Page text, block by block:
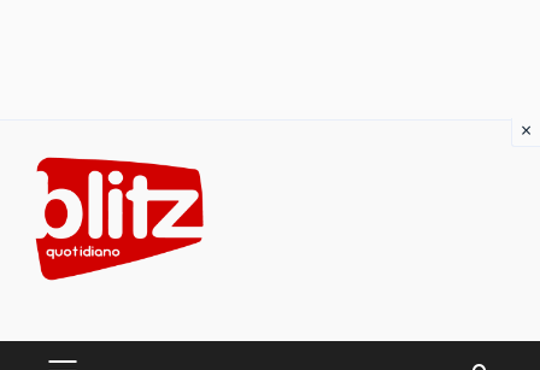
content
×